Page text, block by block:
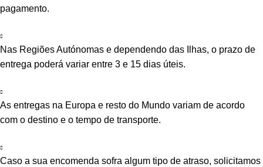
pagamento.
Nas Regiões Autónomas e dependendo das Ilhas, o prazo de
entrega poderá variar entre 3 e 15 dias úteis.
As entregas na Europa e resto do Mundo variam de acordo
com o destino e o tempo de transporte.
Caso a sua encomenda sofra algum tipo de atraso, solicitamos